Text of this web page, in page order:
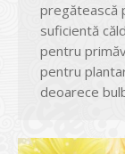
pregătească
suficientă
pentru
pentru
deoarece